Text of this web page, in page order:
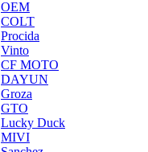
OEM
COLT
Procida
Vinto
CF MOTO
DAYUN
Groza
GTO
Lucky Duck
MIVI